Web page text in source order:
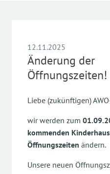
12.11.2025
Änderung der
Öffnungszeiten!
Liebe (zukünftigen)
wir werden zum
kommenden
Öffnungszeiten ändern.
Unsere neuen